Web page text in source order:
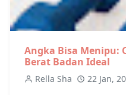
Angka Bisa Menipu:
Berat Badan Ideal
Rella Sha 22 Jan,